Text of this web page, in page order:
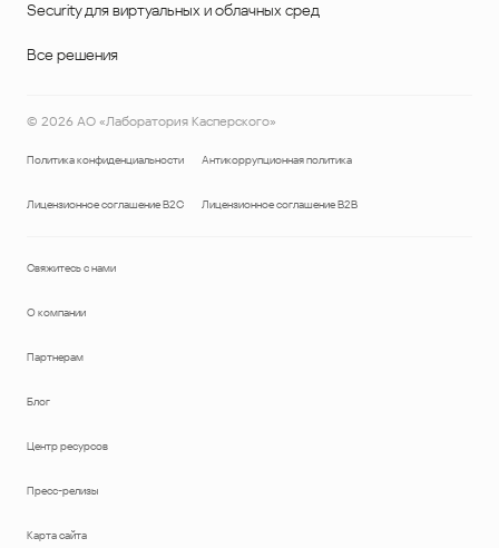
Security для виртуальных и облачных сред
Все решения
© 2026 АО «Лаборатория Касперского»
Политика конфиденциальности Антикоррупционная политика
Лицензионное соглашение B2C Лицензионное соглашение B2B
Свяжитесь с нами
О компании
Партнерам
Блог
Центр ресурсов
Пресс-релизы
Карта сайта